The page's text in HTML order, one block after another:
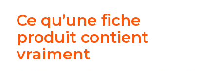
Ce qu’une fiche
produit contient
vraiment